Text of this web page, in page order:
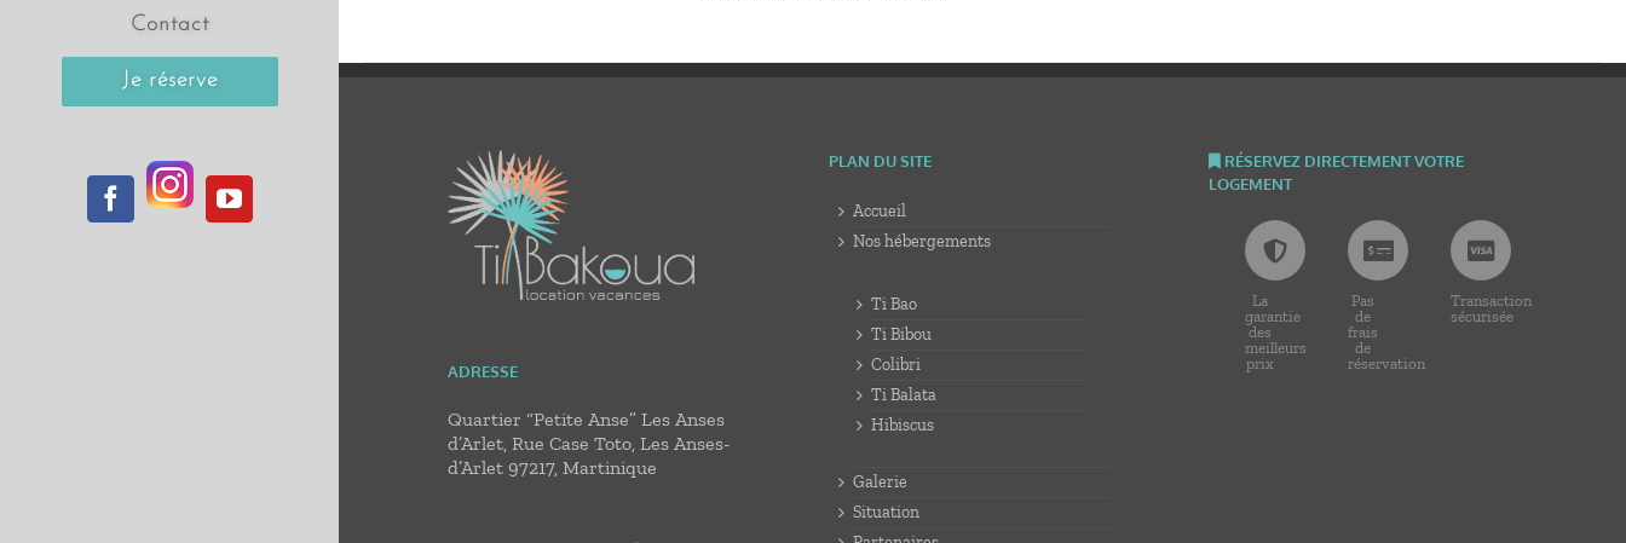
Contact
Je réserve
Facebook
Instagram
YouTube
ADRESSE
Quartier “Petite Anse” Les Anses
d’Arlet, Rue Case Toto, Les Anses-
d’Arlet 97217, Martinique
PLAN DU SITE
Accueil
Nos hébergements
Ti Bao
Ti Bibou
Colibri
Ti Balata
Hibiscus
Galerie
Situation
RÉSERVEZ DIRECTEMENT VOTRE
LOGEMENT
La
garantie
des
meilleurs
prix
Pas
de
frais
de
réservation
Transaction
sécurisée